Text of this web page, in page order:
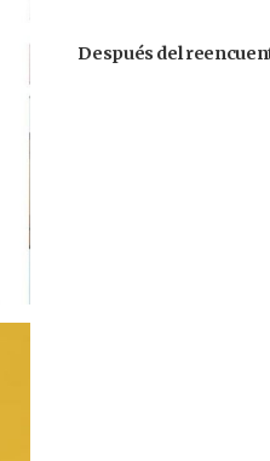
Después del